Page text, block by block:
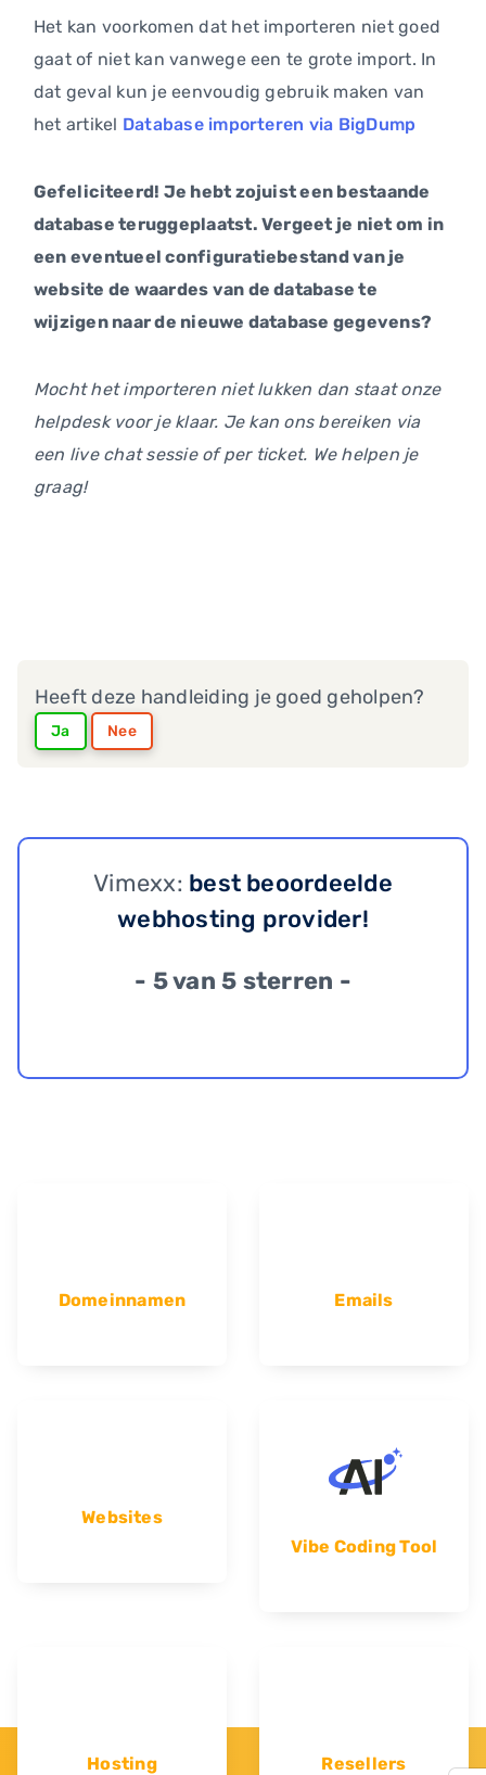
Het kan voorkomen dat het importeren niet goed
gaat of niet kan vanwege een te grote import. In
dat geval kun je eenvoudig gebruik maken van
het artikel Database importeren via BigDump
Gefeliciteerd! Je hebt zojuist een bestaande
database teruggeplaatst. Vergeet je niet om in
een eventueel configuratiebestand van je
website de waardes van de database te
wijzigen naar de nieuwe database gegevens?
Mocht het importeren niet lukken dan staat onze
helpdesk voor je klaar. Je kan ons bereiken via
een live chat sessie of per ticket. We helpen je
graag!
Heeft deze handleiding je goed geholpen?
Ja Nee
Vimexx: best beoordeelde
webhosting provider!
- 5 van 5 sterren -
Domeinnamen Emails
Websites
Vibe Coding Tool
Hosting Resellers